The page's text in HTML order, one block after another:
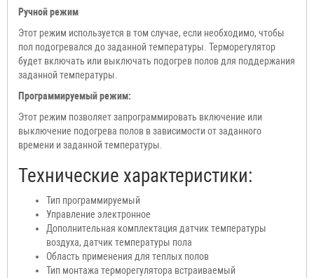
Ручной режим
Этот режим используется в том случае, если необходимо, чтобы
пол подогревался до заданной температуры. Терморегулятор
будет включать или выключать подогрев полов для поддержания
заданной температуры.
Программируемый режим:
Этот режим позволяет запрограммировать включение или
выключение подогрева полов в зависимости от заданного
времени и заданной температуры.
Технические характеристики:
Тип программируемый
Управление электронное
Дополнительная комплектация датчик температуры
воздуха, датчик температуры пола
Область применения для теплых полов
Тип монтажа терморегулятора встраиваемый